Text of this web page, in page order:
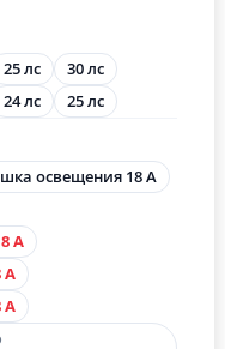
25 лс
30 лс
24 лс 25 лс
освещения 18 А
А
А
А